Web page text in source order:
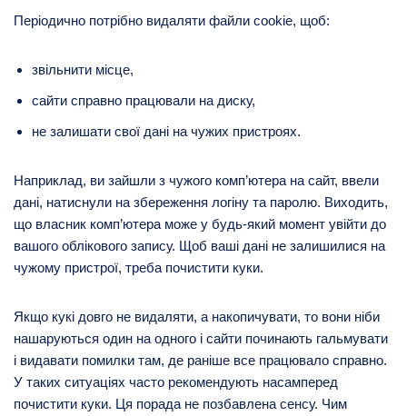
Періодично потрібно видаляти файли cookie, щоб:
звільнити місце,
сайти справно працювали на диску,
не залишати свої дані на чужих пристроях.
Наприклад, ви зайшли з чужого комп’ютера на сайт, ввели
дані, натиснули на збереження логіну та паролю. Виходить,
що власник комп’ютера може у будь-який момент увійти до
вашого облікового запису. Щоб ваші дані не залишилися на
чужому пристрої, треба почистити куки.
Якщо кукі довго не видаляти, а накопичувати, то вони ніби
нашаруються один на одного і сайти починають гальмувати
і видавати помилки там, де раніше все працювало справно.
У таких ситуаціях часто рекомендують насамперед
почистити куки. Ця порада не позбавлена ​​сенсу. Чим